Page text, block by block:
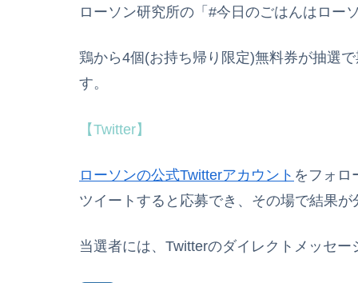
ローソン研究所の「#今日のごはんはロー
鶏から4個(お持ち帰り限定)無料券が抽選
す。
【Twitter】
ローソンの公式Twitterアカウント をフォロ
ツイートすると応募でき、その場で結果が
当選者には、Twitterのダイレクトメッセ